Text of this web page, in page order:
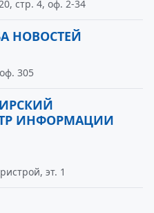
стр. 4, оф. 2-34
НОВОСТЕЙ
305
ИНФОРМАЦИИ
эт. 1